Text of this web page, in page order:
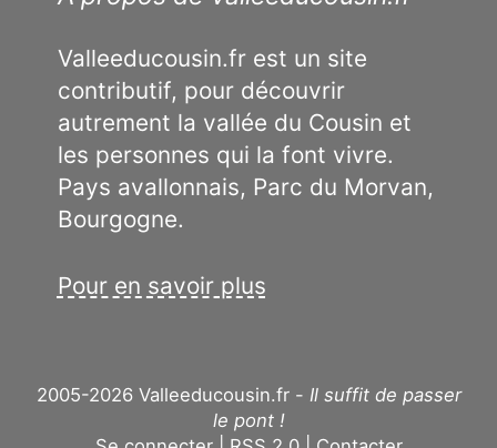
Valleeducousin.fr est un site
contributif, pour découvrir
autrement la vallée du Cousin et
les personnes qui la font vivre.
Pays avallonnais, Parc du Morvan,
Bourgogne.
Pour en savoir plus
2005-2026 Valleeducousin.fr - Il suffit de passer
le pont !